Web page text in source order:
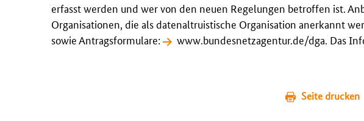
erfasst werden und wer von den neuen Regelungen betroffen ist.
Organisationen, die als datenaltruistische Organisation anerkannt
sowie Antragsformulare:
www.bundesnetzagentur.de/dga. Das
Seite drucken